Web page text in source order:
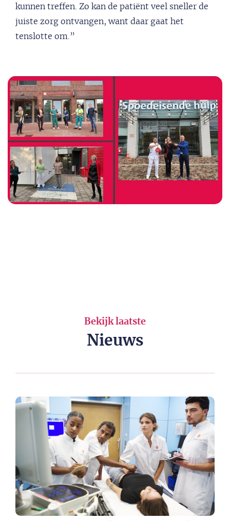
kunnen treffen. Zo kan de patiënt veel sneller de
juiste zorg ontvangen, want daar gaat het
tenslotte om.”
Bekijk laatste
Nieuws